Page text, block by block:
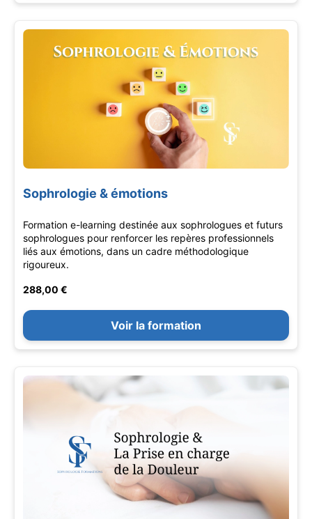
Sophrologie & émotions
Formation e-learning destinée aux sophrologues et futurs
sophrologues pour renforcer les repères professionnels
liés aux émotions, dans un cadre méthodologique
rigoureux.
288,00 €
Voir la formation